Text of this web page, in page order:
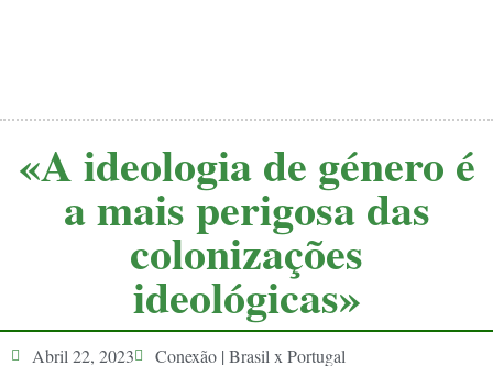
«A ideologia de género é
a mais perigosa das
colonizações
ideológicas»
Abril 22, 2023
Conexão | Brasil x Portugal